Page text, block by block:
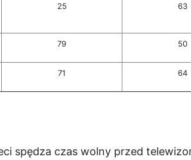
25 63
79 50
71 64
spędza czas wolny przed